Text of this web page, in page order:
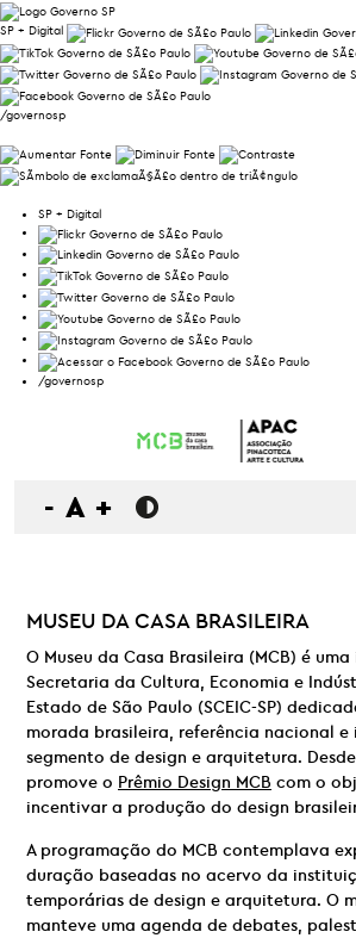
SP + Digital
/governosp
SP + Digital
/governosp
- A +
MUSEU DA CASA BRASILEIRA
O Museu da Casa Brasileira (MCB) é
Secretaria da Cultura, Economia e
Estado de São Paulo (SCEIC-SP)
morada brasileira, referência nacional
segmento de design e arquitetura.
promove o Prêmio Design MCB com o
incentivar a produção do design
A programação do MCB contemplava
duração baseadas no acervo da
temporárias de design e arquitetura. O
manteve uma agenda de debates,